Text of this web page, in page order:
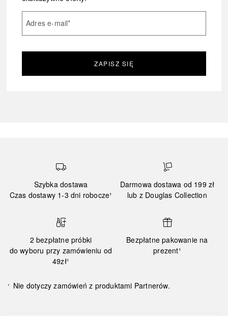
Adres e-mail*
ZAPISZ SIĘ
Szybka dostawa
Czas dostawy 1-3 dni robocze¹
Darmowa dostawa od 199 zł
lub z Douglas Collection
2 bezpłatne próbki
do wyboru przy zamówieniu od
49zł¹
Bezpłatne pakowanie na
prezent¹
¹ Nie dotyczy zamówień z produktami Partnerów.